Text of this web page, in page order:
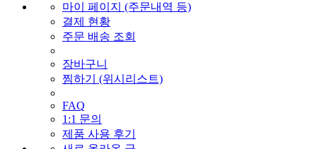
마이 페이지 (주문내역 등)
결제 현황
주문 배송 조회
장바구니
찜하기 (위시리스트)
FAQ
1:1 문의
제품 사용 후기